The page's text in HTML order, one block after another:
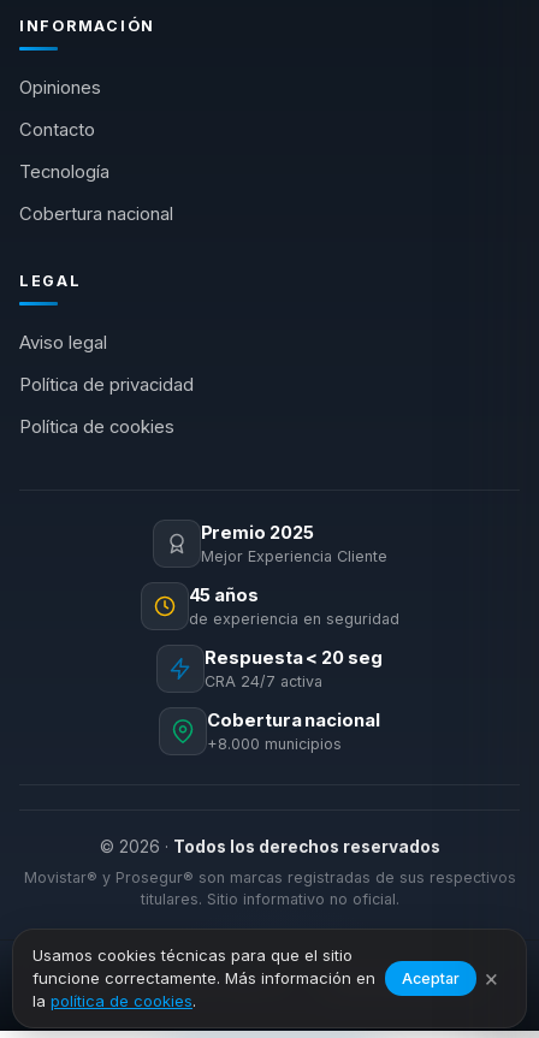
Usamos cookies técnicas para que el sitio
funcione correctamente. Más información en
la política de cookies.
Aceptar ×
INFORMACIÓN
Opiniones
Contacto
Tecnología
Cobertura nacional
LEGAL
Aviso legal
Política de privacidad
Política de cookies
Premio 2025
Mejor Experiencia Cliente
45 años
de experiencia en seguridad
Respuesta < 20 seg
CRA 24/7 activa
Cobertura nacional
+8.000 municipios
© 2026 · Todos los derechos reservados
Movistar® y Prosegur® son marcas registradas de sus respectivos
titulares. Sitio informativo no oficial.
Inicio › Alarmas Negocio › Torre Alháquime